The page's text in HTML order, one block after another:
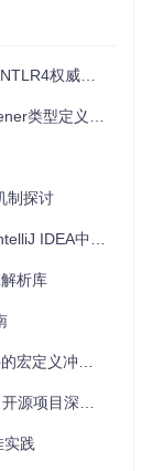
回相应的解析
编辑器，还是
智能、更高效
中文版资源推荐
同步问题解析
制探讨
中的完美适配
析库
突问题解析
目深度解析
实践